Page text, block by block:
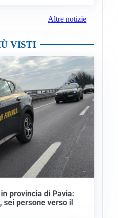
Altre notizie
VISTI
provincia di Pavia:
persone verso il